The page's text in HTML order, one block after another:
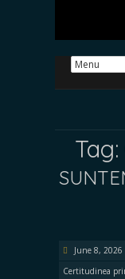
Tag:
June 8, 2026
Certitudinea